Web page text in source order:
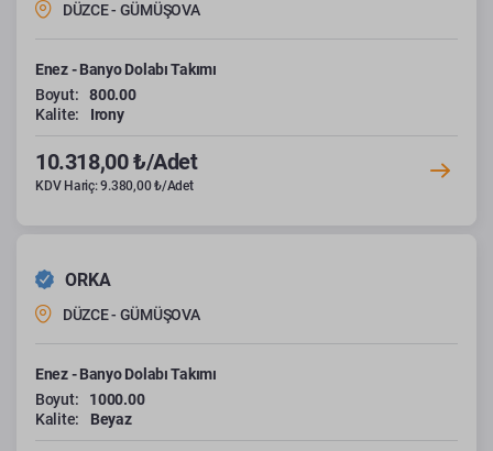
DÜZCE - GÜMÜŞOVA
Enez - Banyo Dolabı Takımı
Boyut:
800.00
Kalite:
Irony
10.318,00 ₺/Adet
KDV Hariç: 9.380,00 ₺/Adet
ORKA
DÜZCE - GÜMÜŞOVA
Enez - Banyo Dolabı Takımı
Boyut:
1000.00
Kalite:
Beyaz